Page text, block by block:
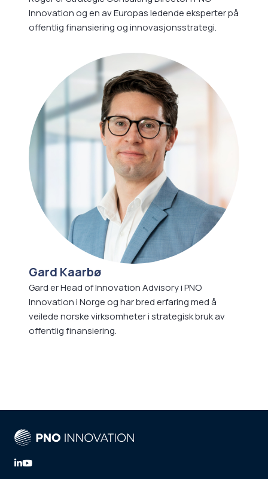
Innovation og en av Europas ledende eksperter på
offentlig finansiering og innovasjonsstrategi.
Gard Kaarbø
Gard er Head of Innovation Advisory i PNO
Innovation i Norge og har bred erfaring med å
veilede norske virksomheter i strategisk bruk av
offentlig finansiering.